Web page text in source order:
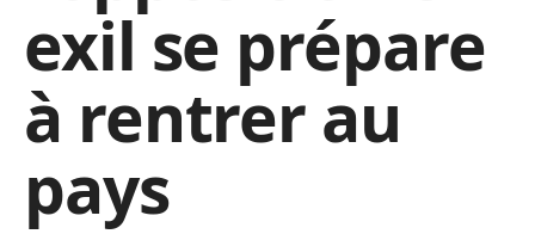
exil se prépare
à rentrer au
pays